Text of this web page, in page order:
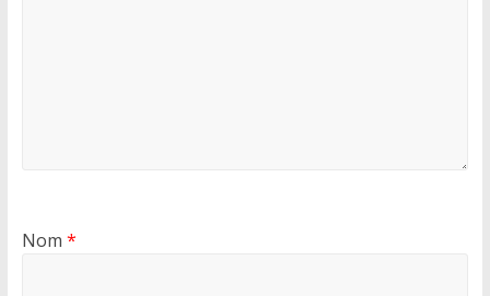
Nom *